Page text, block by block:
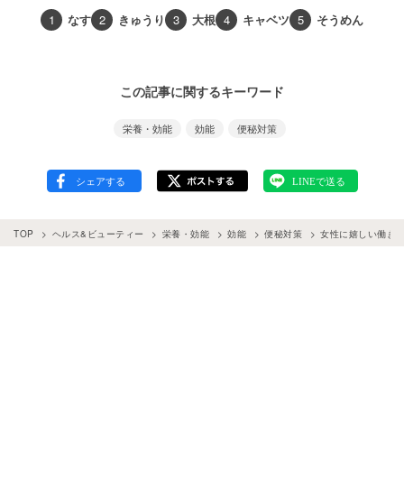
1 なす 2 きゅうり 3 大根 4 キャベツ 5 そうめん
この記事に関するキーワード
栄養・効能 効能 便秘対策
TOP ヘルス&ビューティー 栄養・効能 効能 便秘対策 女性に嬉しい働き